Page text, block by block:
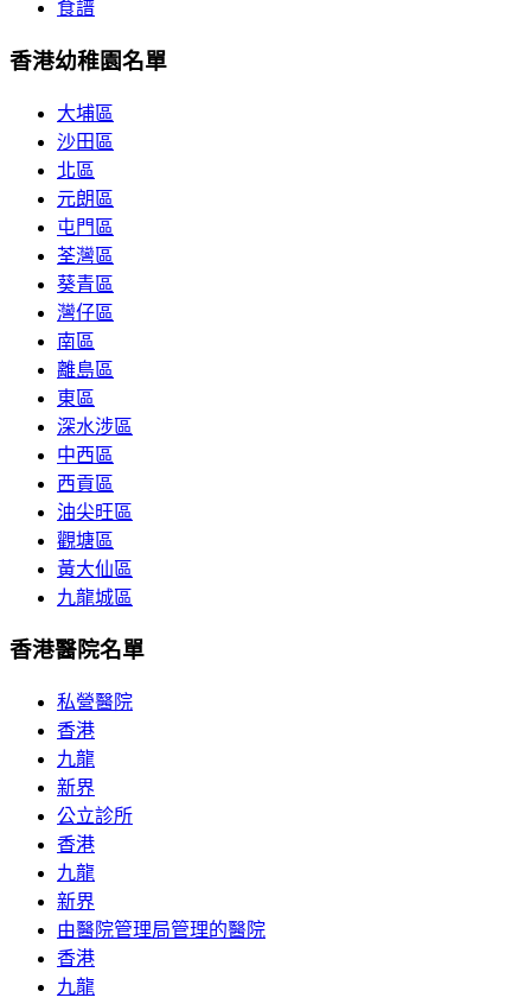
食譜
香港幼稚園名單
大埔區
沙田區
北區
元朗區
屯門區
荃灣區
葵青區
灣仔區
南區
離島區
東區
深水涉區
中西區
西貢區
油尖旺區
觀塘區
黃大仙區
九龍城區
香港醫院名單
私營醫院
香港
九龍
新界
公立診所
香港
九龍
新界
由醫院管理局管理的醫院
香港
九龍